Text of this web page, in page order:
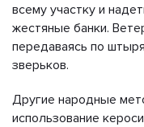
всему участку и
жестяные банки.
передаваясь по
зверьков.
Другие народные
использование